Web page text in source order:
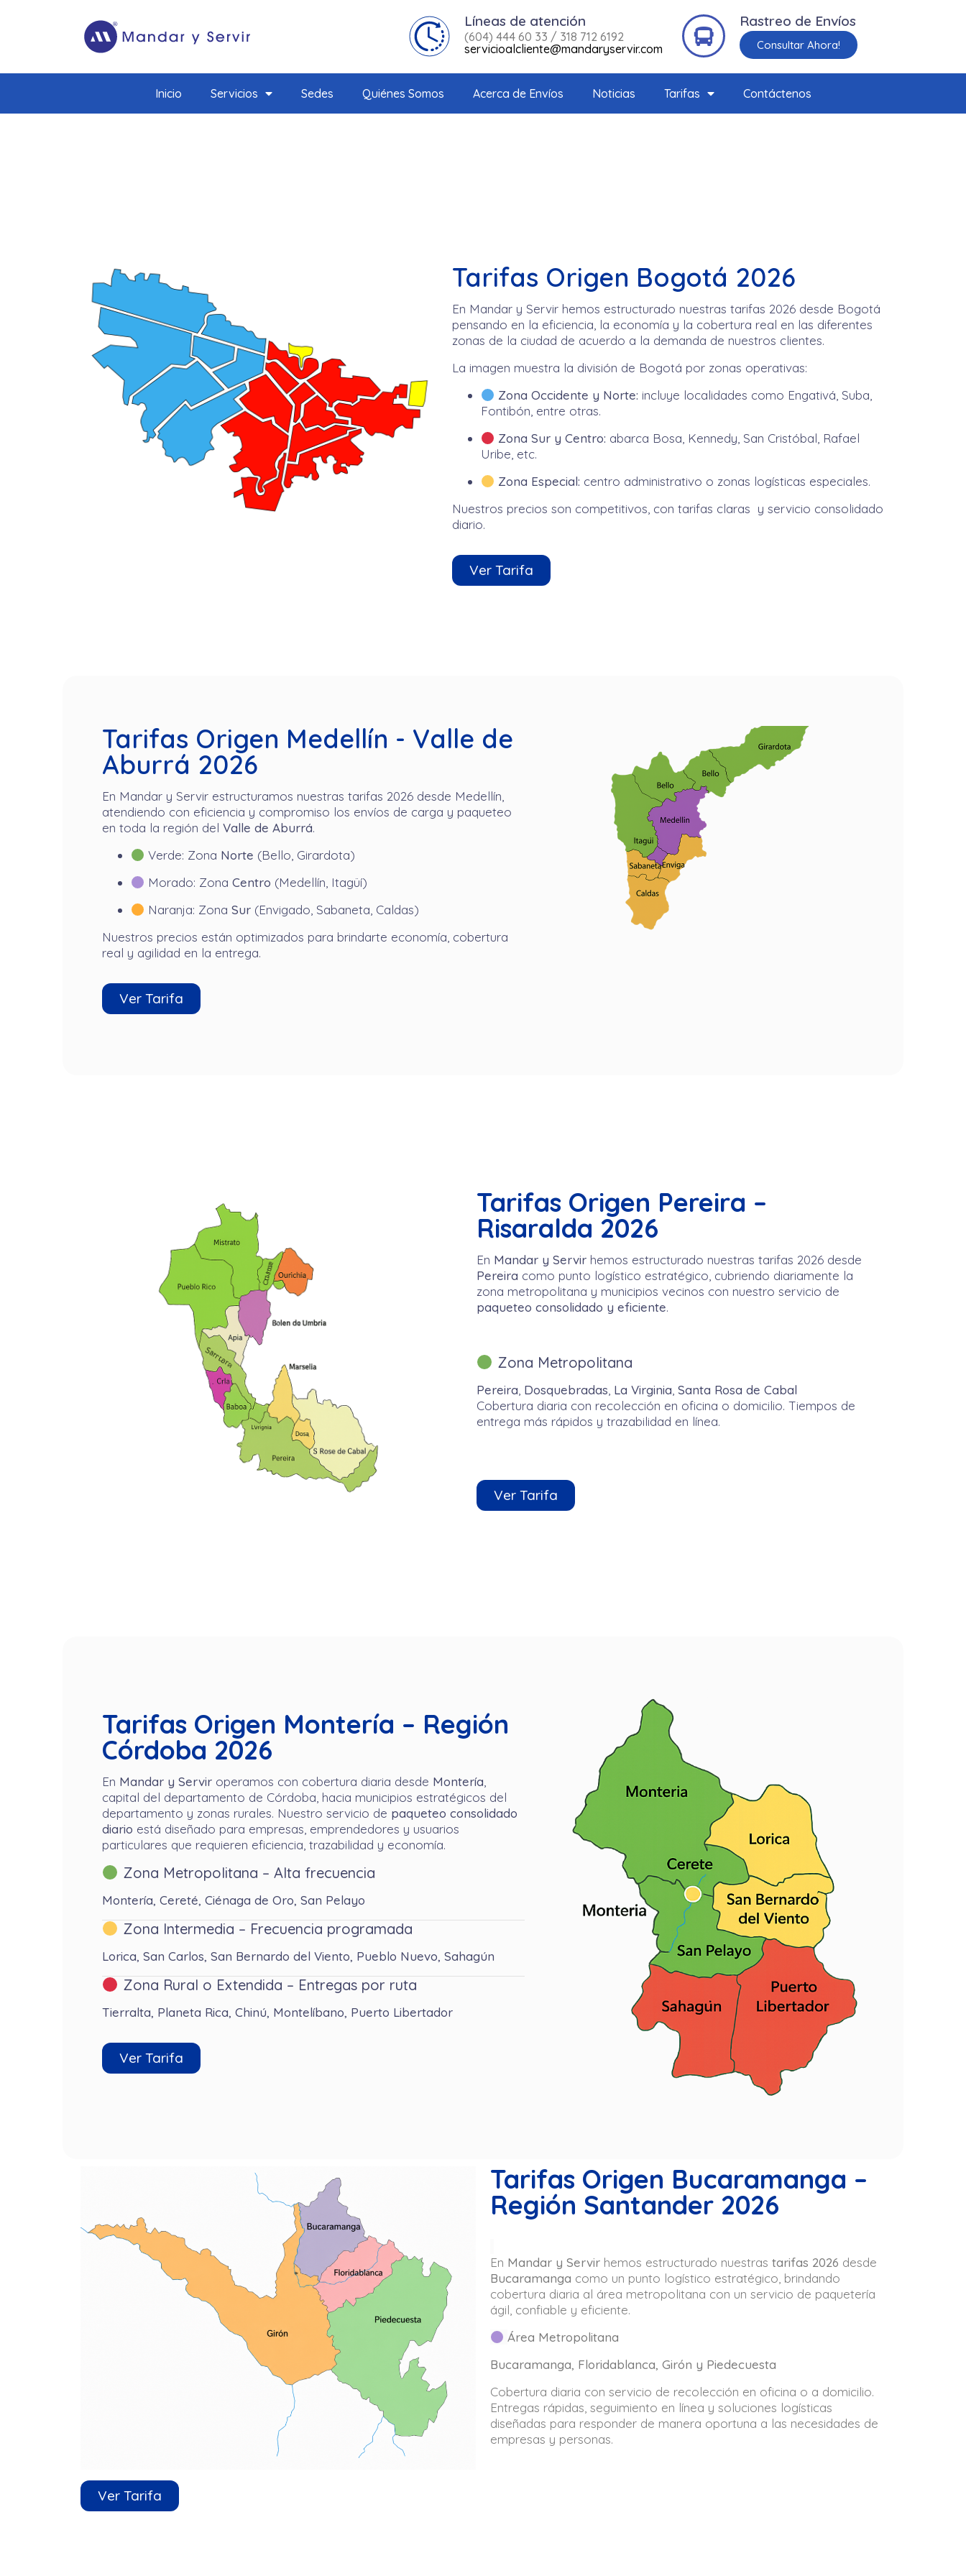
Líneas de atención
(604) 444 60 33 / 318 712 6192
servicioalcliente@mandaryservir.com
Rastreo de Envíos
Consultar Ahora!
Inicio Servicios Sedes Quiénes Somos Acerca de Envíos Noticias Tarifas Contáctenos
Tarifas Origen Bogotá 2026
En Mandar y Servir hemos estructurado nuestras tarifas 2026 desde Bogotá
pensando en la eficiencia, la economía y la cobertura real en las diferentes
zonas de la ciudad de acuerdo a la demanda de nuestros clientes.
La imagen muestra la división de Bogotá por zonas operativas:
Zona Occidente y Norte: incluye localidades como Engativá, Suba,
Fontibón, entre otras.
Zona Sur y Centro: abarca Bosa, Kennedy, San Cristóbal, Rafael
Uribe, etc.
Zona Especial: centro administrativo o zonas logísticas especiales.
Nuestros precios son competitivos, con tarifas claras y servicio consolidado
diario.
Ver Tarifa
Tarifas Origen Medellín - Valle de
Aburrá 2026
En Mandar y Servir estructuramos nuestras tarifas 2026 desde Medellín,
atendiendo con eficiencia y compromiso los envíos de carga y paqueteo
en toda la región del Valle de Aburrá.
Verde: Zona Norte (Bello, Girardota)
Morado: ZonaCentro (Medellín, Itagüí)
Naranja: ZonaSur (Envigado, Sabaneta, Caldas)
Nuestros precios están optimizados para brindarte economía, cobertura
real y agilidad en la entrega.
Ver Tarifa
Tarifas Origen Pereira –
Risaralda 2026
En Mandar y Servirhemos estructurado nuestras tarifas 2026 desde
Pereira como punto logístico estratégico, cubriendo diariamente la
zona metropolitana y municipios vecinos con nuestro servicio de
paqueteo consolidado y eficiente.
Zona Metropolitana
Pereira, Dosquebradas, La Virginia, Santa Rosa de Cabal
Cobertura diaria con recolección en oficina o domicilio. Tiempos de
entrega más rápidos y trazabilidad en línea.
Ver Tarifa
Tarifas Origen Montería – Región
Córdoba 2026
En Mandar y Servir operamos con cobertura diaria desde Montería
capital del departamento de Córdoba, hacia municipios estratégicos del
departamento y zonas rurales. Nuestro servicio de paqueteo consolidado
diario está diseñado para empresas, emprendedores y usuarios
particulares que requieren eficiencia, trazabilidad y economía.
Zona Metropolitana – Alta frecuencia
Montería, Cereté, Ciénaga de Oro, San Pelayo
Zona Intermedia – Frecuencia programada
Lorica, San Carlos, San Bernardo del Viento, Pueblo Nuevo, Sahagún
Zona Rural o Extendida – Entregas por ruta
Tierralta, Planeta Rica, Chinú, Montelíbano, Puerto Libertador
Ver Tarifa
Ver Tarifa
Tarifas Origen Bucaramanga –
Región Santander 2026
En Mandar y Servir hemos estructurado nuestras tarifas 2026 desde
Bucaramanga como un punto logístico estratégico, brindando
cobertura diaria al área metropolitana con un servicio de paquetería
ágil, confiable y eficiente.
Área Metropolitana
Bucaramanga, Floridablanca, Girón y Piedecuesta
Cobertura diaria con servicio de recolección en oficina o a domicilio.
Entregas rápidas, seguimiento en línea y soluciones logísticas
diseñadas para responder de manera oportuna a las necesidades de
empresas y personas.